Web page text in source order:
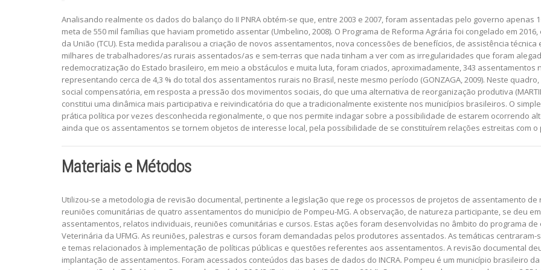
Analisando realmente os dados do balanço do II PNRA obtém-se que, entre 2003 e 2007, foram assentadas pelo governo apenas
meta de 550 mil famílias que haviam prometido assentar (Umbelino, 2008). O Programa de Reforma Agrária foi congelado em
da União (TCU). Esta medida paralisou a criação de novos assentamentos, nova concessões de benefícios, de assistência
milhares de trabalhadores/as rurais assentados/as e sem-terras que nada tinham a ver com as irregularidades que foram
redemocratização do Estado brasileiro, em meio a obstáculos e muita luta, foram criados, aproximadamente, 343 assentamentos
representando cerca de 4,3 % do total dos assentamentos rurais no Brasil, neste mesmo período (GONZAGA, 2009). Neste
social compensatória, em resposta a pressão dos movimentos sociais, do que uma alternativa de reorganização produtiva
constitui uma dinâmica mais participativa e reivindicatória do que a tradicionalmente existente nos municípios brasileiros. O
prática política por vezes desconhecida regionalmente, o que nos permite indagar sobre a possibilidade de estarem ocorrendo
ainda que os assentamentos se tornem objetos de interesse local, pela possibilidade de se constituírem relações estreitas com o
Materiais e Métodos
Utilizou-se a metodologia de revisão documental, pertinente a legislação que rege os processos de projetos de assentamento
reuniões comunitárias de quatro assentamentos do município de Pompeu-MG. A observação, de natureza participante, se deu
assentamentos, relatos individuais, reuniões comunitárias e cursos. Estas ações foram desenvolvidas no âmbito do programa de
Veterinária da UFMG. As reuniões, palestras e cursos foram demandadas pelos produtores assentados. As temáticas
e temas relacionados à implementação de políticas públicas e questões referentes aos assentamentos. A revisão documental
implantação de assentamentos. Foram acessados conteúdos das bases de dados do INCRA. Pompeu é um município brasileiro